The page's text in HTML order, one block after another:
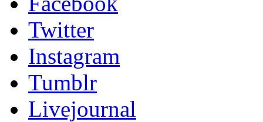
Twitter
Instagram
Tumblr
Livejournal